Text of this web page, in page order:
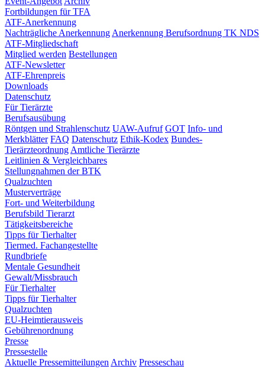
Fortbildungen für TFA
ATF-Anerkennung
Nachträgliche Anerkennung Anerkennung Berufsordnung TK NDS
ATF-Mitgliedschaft
Mitglied werden Bestellungen
ATF-Newsletter
ATF-Ehrenpreis
Downloads
Datenschutz
Für Tierärzte
Berufsausübung
Röntgen und Strahlenschutz UAW-Aufruf GOT Info- und
Merkblätter FAQ Datenschutz Ethik-Kodex Bundes-
Tierärzteordnung Amtliche Tierärzte
Leitlinien & Vergleichbares
Stellungnahmen der BTK
Qualzuchten
Musterverträge
Fort- und Weiterbildung
Berufsbild Tierarzt
Tätigkeitsbereiche
Tipps für Tierhalter
Tiermed. Fachangestellte
Rundbriefe
Mentale Gesundheit
Gewalt/Missbrauch
Für Tierhalter
Tipps für Tierhalter
Qualzuchten
EU-Heimtierausweis
Gebührenordnung
Presse
Pressestelle
Aktuelle Pressemitteilungen Archiv Presseschau